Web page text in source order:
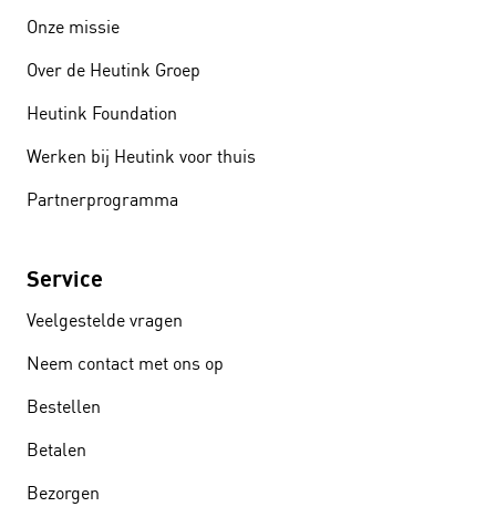
Onze missie
Over de Heutink Groep
Heutink Foundation
Werken bij Heutink voor thuis
Partnerprogramma
Service
Veelgestelde vragen
Neem contact met ons op
Bestellen
Betalen
Bezorgen